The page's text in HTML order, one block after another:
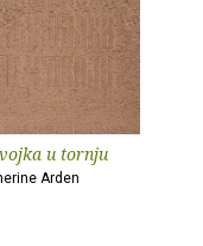
u tornju
Arden